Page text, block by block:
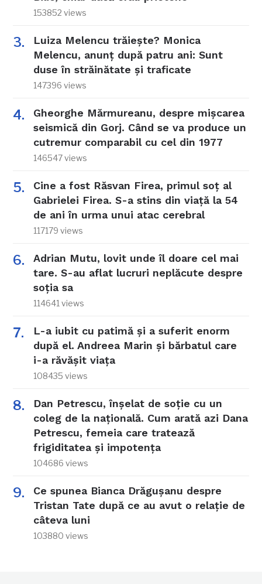
153852 views
Luiza Melencu trăiește? Monica
Melencu, anunț după patru ani: Sunt
duse în străinătate și traficate
147396 views
Gheorghe Mărmureanu, despre mișcarea
seismică din Gorj. Când se va produce un
cutremur comparabil cu cel din 1977
146547 views
Cine a fost Răsvan Firea, primul soț al
Gabrielei Firea. S-a stins din viață la 54
de ani în urma unui atac cerebral
117179 views
Adrian Mutu, lovit unde îl doare cel mai
tare. S-au aflat lucruri neplăcute despre
soția sa
114641 views
L-a iubit cu patimă și a suferit enorm
după el. Andreea Marin și bărbatul care
i-a răvășit viața
108435 views
Dan Petrescu, înșelat de soție cu un
coleg de la națională. Cum arată azi Dana
Petrescu, femeia care tratează
frigiditatea și impotența
104686 views
Ce spunea Bianca Drăgușanu despre
Tristan Tate după ce au avut o relație de
câteva luni
103880 views